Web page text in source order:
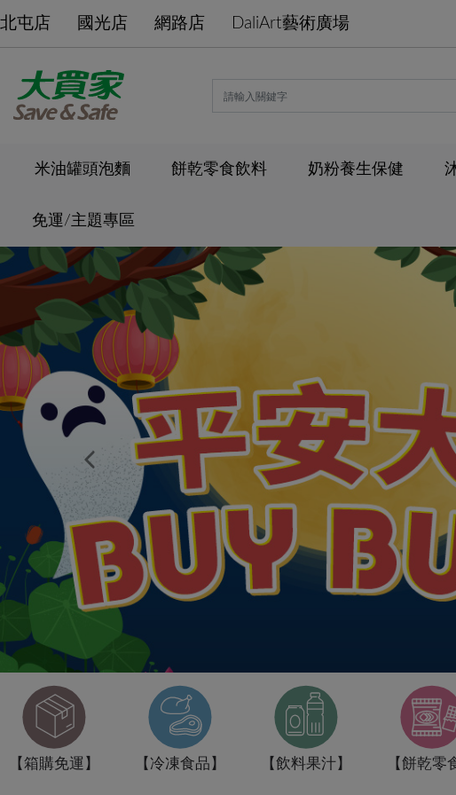
北屯店 國光店 網路店 DaliArt藝術廣場
米油罐頭泡麵 餅乾零食飲料 奶粉養生保健
免運/主題專區
Previous
【箱購免運】 【冷凍食品】 【飲料果汁】 【餅乾零